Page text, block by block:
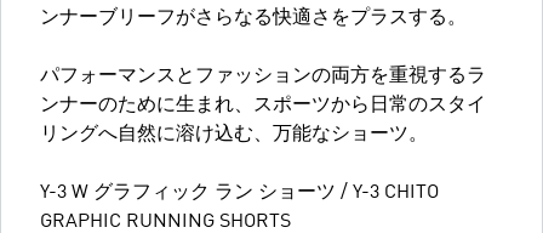
ンナーブリーフがさらなる快適さをプラスする。
パフォーマンスとファッションの両方を重視するラ
ンナーのために生まれ、スポーツから日常のスタイ
リングへ自然に溶け込む、万能なショーツ。
Y-3 W グラフィック ラン ショーツ / Y-3 CHITO
GRAPHIC RUNNING SHORTS